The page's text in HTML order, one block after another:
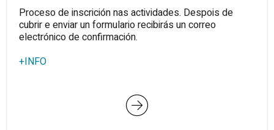
Proceso de inscrición nas actividades. Despois de
cubrir e enviar un formulario recibirás un correo
electrónico de confirmación.
+INFO